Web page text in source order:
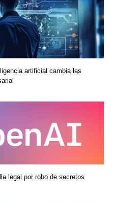
artificial cambia las
legal por robo de secretos